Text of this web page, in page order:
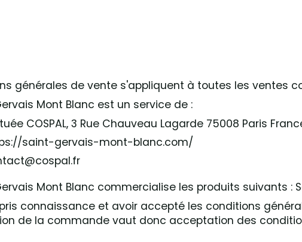
générales de vente s'appliquent à toutes les ventes
Mont Blanc est un service de :
COSPAL, 3 Rue Chauveau Lagarde 75008 Paris
saint-gervais-mont-blanc.com/
Mont Blanc commercialise les produits suivants :
connaissance et avoir accepté les conditions
de la commande vaut donc acceptation des